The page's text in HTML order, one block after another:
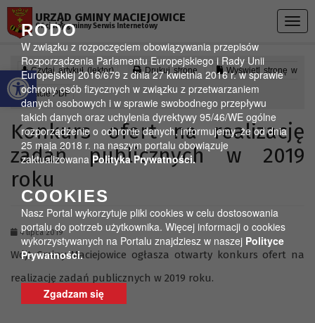
Otwórz pasek narzędzi
RODO
W związku z rozpoczęciem obowiązywania przepisów
Rozporządzenia Parlamentu Europejskiego i Rady Unii
Europejskiej 2016/679 z dnia 27 kwietnia 2016 r. w sprawie
ochrony osób fizycznych w związku z przetwarzaniem
danych osobowych i w sprawie swobodnego przepływu
takich danych oraz uchylenia dyrektywy 95/46/WE ogólne
rozporządzenie o ochronie danych, informujemy, że od dnia
25 maja 2018 r. na naszym portalu obowiązuje
zaktualizowana Polityka Prywatności.
COOKIES
Nasz Portal wykorzytuje pliki cookies w celu dostosowania
portalu do potrzeb użytkownika. Więcej informacji o cookies
wykorzystywanych na Portalu znajdziesz w naszej Polityce
Prywatności.
Zgadzam się
URZĄD GMINY MACIEJOWICE
Oficjalny gminny Serwis Internetowy
Czytaj artykuł (lektor) Drukuj stronę Wyświetl stronę w
formacie PDF
Konkurs ofert na realizację
zadań publicznych w 2019
roku
4 lipca 2019
Wójt Gminy Maciejowice ogłasza otwarty konkurs ofert na
realizację zadań publicznych w 2019 roku.